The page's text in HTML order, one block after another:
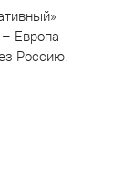
Европа
Россию.